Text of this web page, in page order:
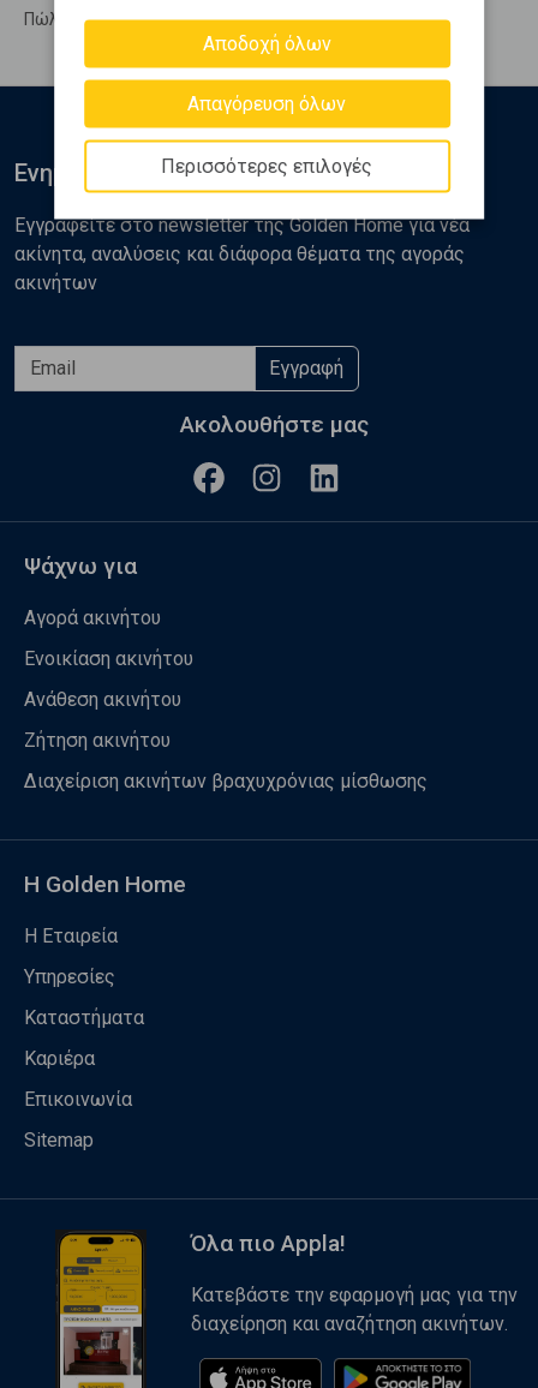
Πώληση Υπολ. υψουν ΝΑΥΠΛΙΟ - Λευκάκια
Αποδοχή όλων
Απαγόρευση όλων
Περισσότερες επιλογές
Ενημερωθείτε
Εγγραφείτε στο newsletter της Golden Home για νέα
ακίνητα, αναλύσεις και διάφορα θέματα της αγοράς
ακινήτων
Εγγραφή
Ακολουθήστε μας
Ψάχνω για
Αγορά ακινήτου
Ενοικίαση ακινήτου
Ανάθεση ακινήτου
Ζήτηση ακινήτου
Διαχείριση ακινήτων βραχυχρόνιας μίσθωσης
Η Golden Home
Η Εταιρεία
Υπηρεσίες
Καταστήματα
Καριέρα
Επικοινωνία
Sitemap
Όλα πιο Appla!
Κατεβάστε την εφαρμογή μας για την
διαχείρηση και αναζήτηση ακινήτων.